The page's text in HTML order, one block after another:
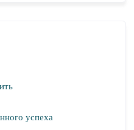
успеха